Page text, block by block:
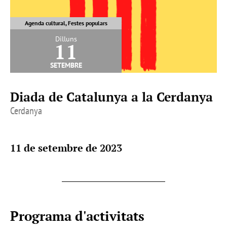
Agenda cultural, Festes populars
Dilluns
11
setembre
Diada de Catalunya a la Cerdanya
Cerdanya
11 de setembre de 2023
Programa d'activitats